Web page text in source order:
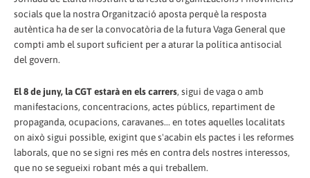
socials que la nostra Organització aposta perquè la resposta
autèntica ha de ser la convocatòria de la futura Vaga General que
compti amb el suport suficient per a aturar la política antisocial
del govern.
El 8 de juny, la CGT estarà en els carrers, sigui de vaga o amb
manifestacions, concentracions, actes públics, repartiment de
propaganda, ocupacions, caravanes... en totes aquelles localitats
on això sigui possible, exigint que s'acabin els pactes i les reformes
laborals, que no se signi res més en contra dels nostres interessos,
que no se segueixi robant més a qui treballem.